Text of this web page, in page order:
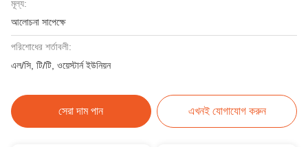
মূল্য:
আলোচনা সাপেক্ষে
পরিশোধের শর্তাবলী:
এল/সি, টি/টি, ওয়েস্টার্ন ইউনিয়ন
সেরা দাম পান এখনই যোগাযোগ করুন